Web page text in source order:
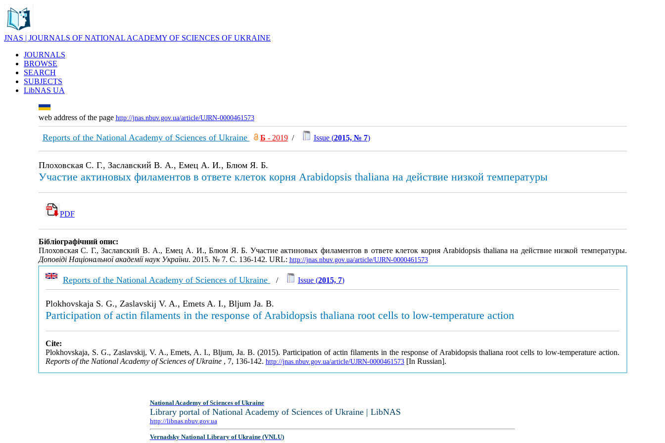
JNAS | JOURNALS OF NATIONAL ACADEMY OF SCIENCES OF UKRAINE
JOURNALS
BROWSE
SEARCH
SUBJECTS
LibNAS UA
web address of the page http://jnas.nbuv.gov.ua/article/UJRN-0000461573
Reports of the National Academy of Sciences of Ukraine Б - 2019/ Issue (2015, № 7)
Плоховская С. Г., Заславский В. А., Емец А. И., Блюм Я. Б.
Участие актиновых филаментов в ответе клеток корня Arabidopsis thaliana на действие низкой температуры
PDF
Бібліографічний опис:
Плоховская С. Г., Заславский В. А., Емец А. И., Блюм Я. Б. Участие актиновых филаментов в ответе клеток корня Arabidopsis thaliana на действие низкой температуры.
Доповіді Національної академії наук України. 2015. № 7. С. 136-142. URL: http://jnas.nbuv.gov.ua/article/UJRN-0000461573
Reports of the National Academy of Sciences of Ukraine / Issue (2015, 7)
Plokhovskaja S. G., Zaslavskij V. A., Emets A. I., Bljum Ja. B.
Participation of actin filaments in the response of Arabidopsis thaliana root cells to low-temperature action
Cite:
Plokhovskaja, S. G., Zaslavskij, V. A., Emets, A. I., Bljum, Ja. B. (2015). Participation of actin filaments in the response of Arabidopsis thaliana root cells to low-temperature action.
Reports of the National Academy of Sciences of Ukraine , 7, 136-142. http://jnas.nbuv.gov.ua/article/UJRN-0000461573[In Russian].
National Academy of Sciences of Ukraine
Library portal of National Academy of Sciences of Ukraine | LibNAS
http://libnas.nbuv.gov.ua
Vernadsky National Library of Ukraine (VNLU)